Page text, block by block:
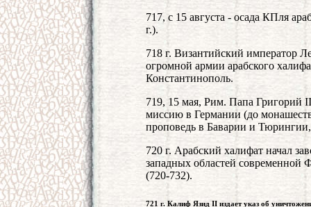
717, с 15 августа - осада КПля
г.).
718 г. Византийский император
огромной армии арабского
Константинополь.
719, 15 мая, Рим. Папа Григорий
миссию в Германии (до
проповедь в Баварии и
720 г. Арабский халифат начал
западных областей современной
(720-732).
721 г. Калиф Язид II издает указ об